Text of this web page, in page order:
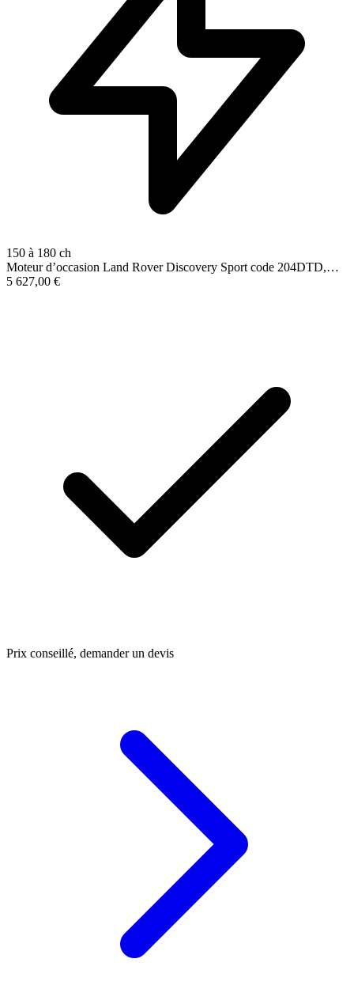
150 à 180 ch
Moteur d’occasion Land Rover Discovery Sport code 204DTD,…
5 627,00 €
Prix conseillé, demander un devis